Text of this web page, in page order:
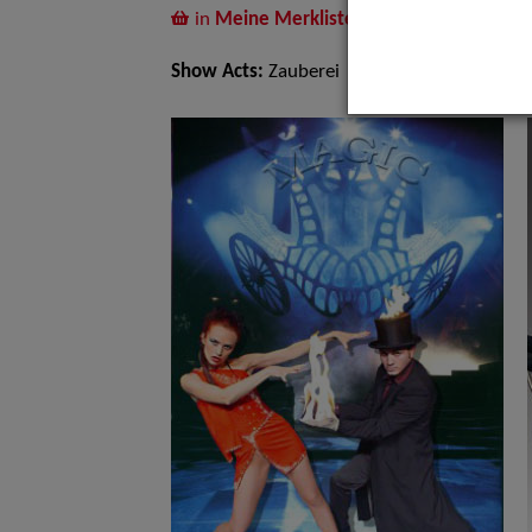
in Meine Merkliste
Show Acts: Zauberei